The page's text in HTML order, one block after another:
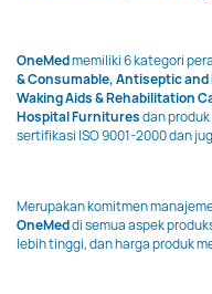
OneMedmemiliki 6 kategori
& Consumable, Antiseptic
Waking Aids & Rehabilitation
Hospital Furnituresdan
sertifikasi ISO 9001-2000 dan
Merupakan komitmen
OneMeddi semua aspek
lebih tinggi, dan harga produk